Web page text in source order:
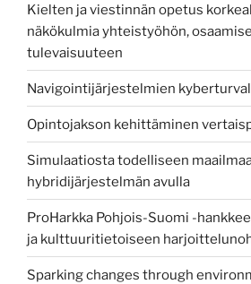
Kielten ja viestinnän opetus
näkökulmia yhteistyöhön,
tulevaisuuteen
Navigointijärjestelmien
Opintojakson kehittäminen
Simulaatiosta todelliseen
hybridijärjestelmän avulla
ProHarkka Pohjois-Suomi -
ja kulttuuritietoiseen
Sparking changes through